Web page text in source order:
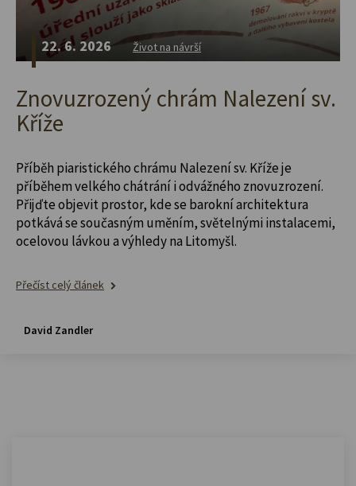
22. 6. 2026 Život na návrší
Znovuzrozený chrám Nalezení sv.
Kříže
Příběh piaristického chrámu Nalezení sv. Kříže je
příběhem velkého chátrání i odvážného znovuzrození.
Přijďte objevit prostor, kde se barokní architektura
potkává se současným uměním, světelnými instalacemi,
ocelovou lávkou a výhledy na Litomyšl.
Přečíst celý článek
David Zandler